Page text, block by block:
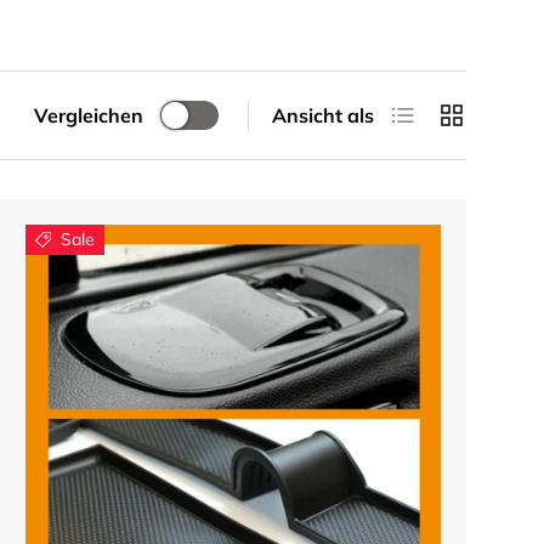
Vergleichen Ansicht als Produktliste
Sale